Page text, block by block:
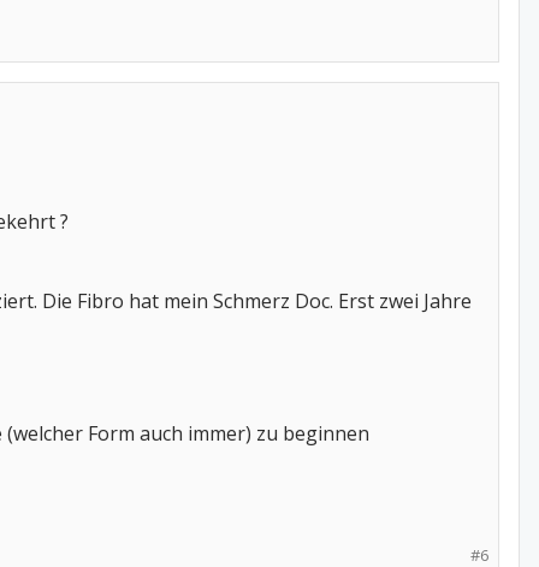
?
Die Fibro hat mein Schmerz Doc. Erst zwei Jahre
Form auch immer) zu beginnen
#6